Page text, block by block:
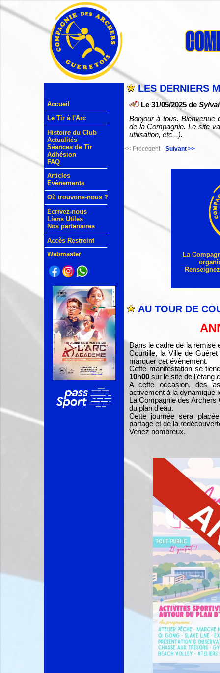
Accueil
Le Tir à l'Arc
Histoire du Club
Actualités
Séances de Tir
Adhésion
FAQ
Articles
Evènements
Où trouvons-nous ?
Ecrivez-nous
Liens Utiles
Nos partenaires
Accès Restreint
Webmaster
LES DERNIERS
Le 31/05/2025 de
Bonjour à tous. Bienvenue
de la Compagnie. Le site
utilisation, etc...).
<< Précédent Suivant >>
La
AU TOUR DE
Dans le cadre de la remise
Courtille, la Ville de
marquer cet évènement.
Cette manifestation se
10h00 sur le site de l’étang
A cette occasion, des
activement à la dynamique
La Compagnie des
du plan d'eau.
Cette journée sera
partage et de la
Venez nombreux.